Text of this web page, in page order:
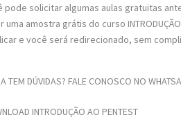
pode solicitar algumas aulas gratuitas
uma amostra grátis do curso
e você será redirecionado, sem
TEM DÚVIDAS? FALE CONOSCO NO
INTRODUÇÃO AO PENTEST